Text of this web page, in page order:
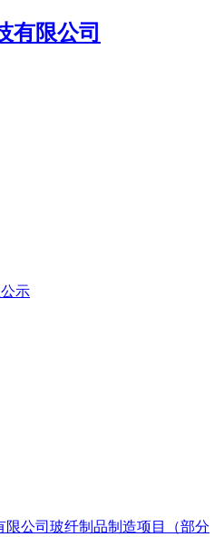
示
限公司玻纤制品制造项目（部分